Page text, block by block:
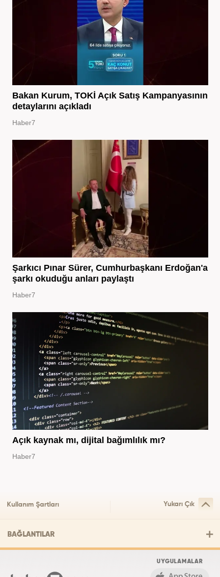
Bakan Kurum, TOKİ Açık Satış Kampanyasının
detaylarını açıkladı
Haber7
Şarkıcı Pınar Sürer, Cumhurbaşkanı Erdoğan'a
şarkı okuduğu anları paylaştı
Haber7
Açık kaynak mı, dijital bağımlılık mı?
Haber7
Kullanım Şartları Yukarı Çık
BAĞLANTILAR
UYGULAMALAR